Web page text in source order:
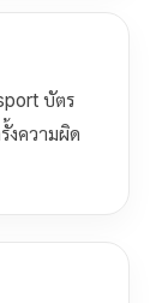
บัตร
งความผิด